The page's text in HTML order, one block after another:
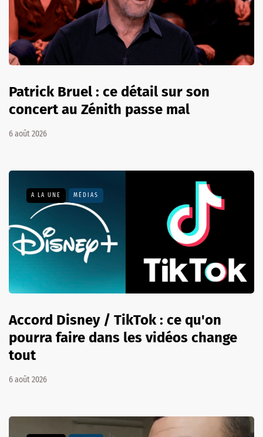
Patrick Bruel : ce détail sur son
concert au Zénith passe mal
6 août 2026
A LA UNE MÉDIAS
Accord Disney / TikTok : ce qu'on
pourra faire dans les vidéos change
tout
6 août 2026